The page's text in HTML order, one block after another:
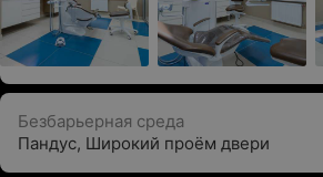
Безбарьерная среда
Пандус, Широкий проём двери